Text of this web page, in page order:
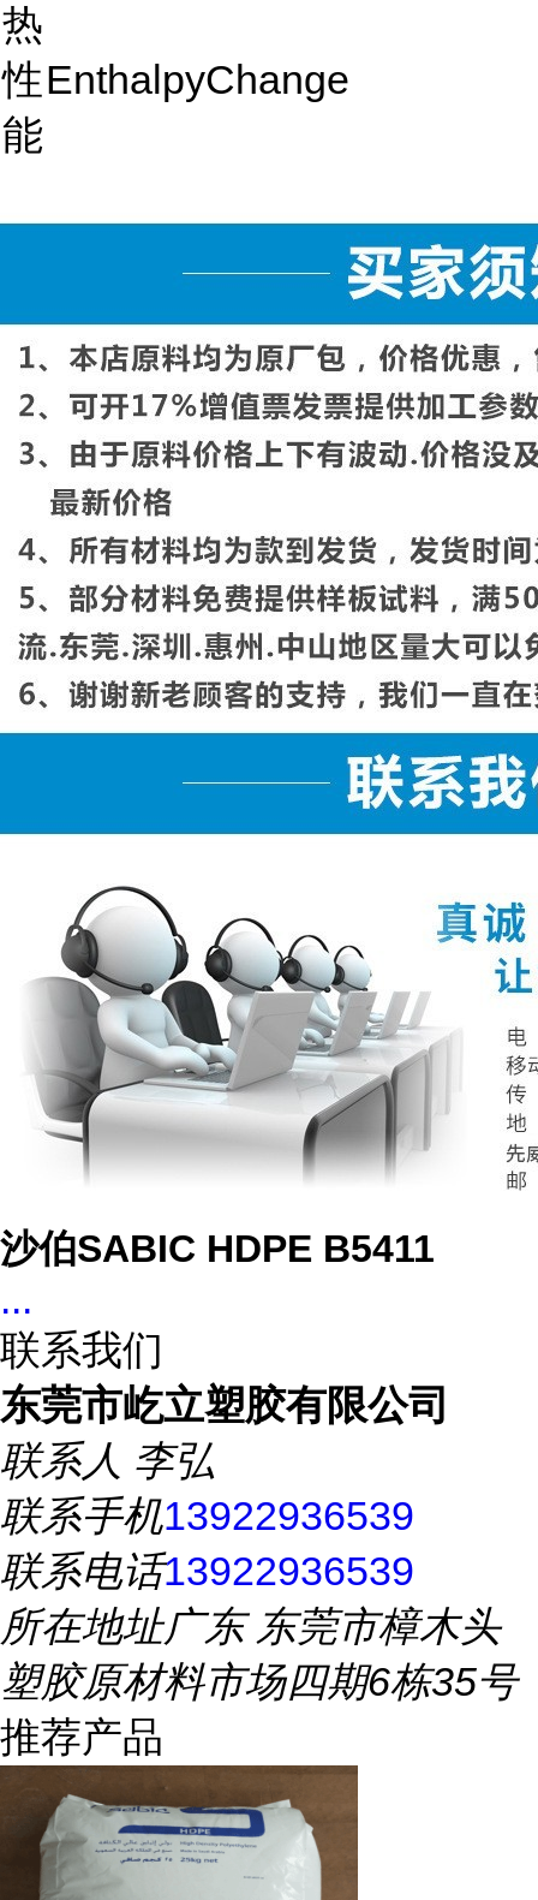
热
性
能
EnthalpyChange
沙伯SABIC HDPE B5411
...
联系我们
东莞市屹立塑胶有限公司
联系人 李弘
联系手机13922936539
联系电话13922936539
所在地址广东 东莞市樟木头
塑胶原材料市场四期6栋35号
推荐产品